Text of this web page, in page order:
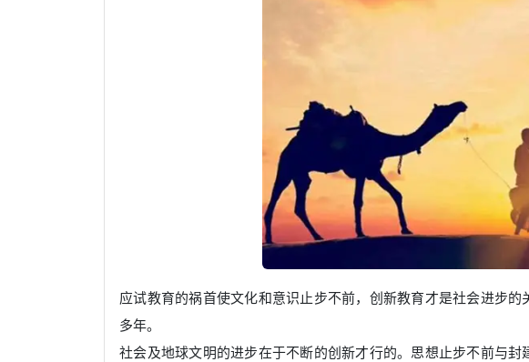
应试教育的祸首使文化和意识止步不前，创新教育才是社会进步
多年。
社会及地球文明的进步在于不断的创新才行的。思想止步不前与